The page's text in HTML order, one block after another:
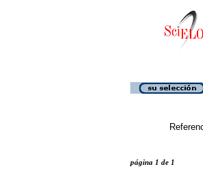
página 1 de 1